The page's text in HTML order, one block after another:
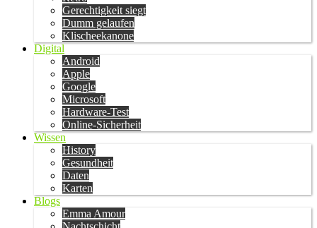
Gerechtigkeit siegt
Dumm gelaufen
Klischeekanone
Digital
Android
Apple
Google
Microsoft
Hardware-Test
Online-Sicherheit
Wissen
History
Gesundheit
Daten
Karten
Blogs
Emma Amour